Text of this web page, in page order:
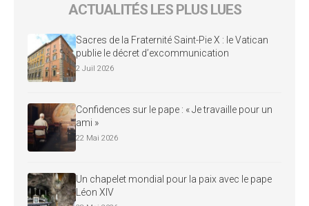
ACTUALITÉS LES PLUS LUES
Sacres de la Fraternité Saint-Pie X : le Vatican
publie le décret d’excommunication
2 Juil 2026
Confidences sur le pape : « Je travaille pour un
ami »
22 Mai 2026
Un chapelet mondial pour la paix avec le pape
Léon XIV